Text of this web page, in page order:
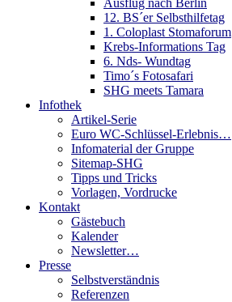
12. BS´er Selbsthilfetag
1. Coloplast Stomaforum
Krebs-Informations Tag
6. Nds- Wundtag
Timo´s Fotosafari
SHG meets Tamara
Infothek
Artikel-Serie
Euro WC-Schlüssel-Erlebnis…
Infomaterial der Gruppe
Sitemap-SHG
Tipps und Tricks
Vorlagen, Vordrucke
Kontakt
Gästebuch
Kalender
Newsletter…
Presse
Selbstverständnis
Referenzen